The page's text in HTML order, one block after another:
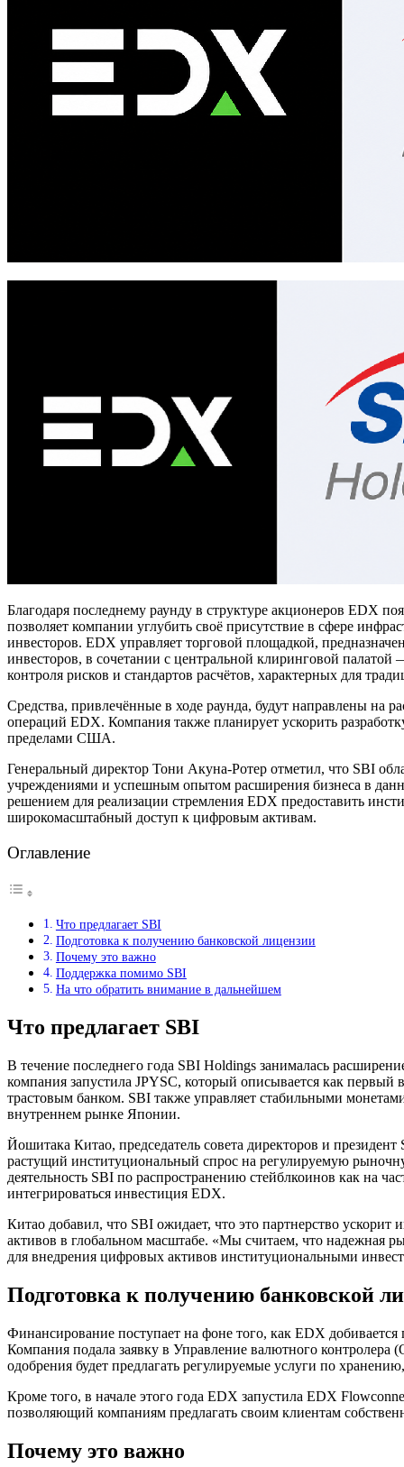
Благодаря последнему раунду в структуре акционеров EDX
позволяет компании углубить своё присутствие в сфере
инвесторов. EDX управляет торговой площадкой,
инвесторов, в сочетании с центральной клиринговой
контроля рисков и стандартов расчётов, характерных для
Средства, привлечённые в ходе раунда, будут направлены на
операций EDX. Компания также планирует ускорить
пределами США.
Генеральный директор Тони Акуна-Ротер отметил, что SBI
учреждениями и успешным опытом расширения бизнеса в
решением для реализации стремления EDX предоставить
широкомасштабный доступ к цифровым активам.
Оглавление
Что предлагает SBI
Подготовка к получению банковской лицензии
Почему это важно
Поддержка помимо SBI
На что обратить внимание в дальнейшем
Что предлагает SBI
В течение последнего года SBI Holdings занималась
компания запустила JPYSC, который описывается как
трастовым банком. SBI также управляет стабильными
внутреннем рынке Японии.
Йошитака Китао, председатель совета директоров и
растущий институциональный спрос на регулируемую
деятельность SBI по распространению стейблкоинов как на
интегрироваться инвестиция EDX.
Китао добавил, что SBI ожидает, что это партнерство
активов в глобальном масштабе. «Мы считаем, что надежная
для внедрения цифровых активов институциональными
Подготовка к получению банковской
Финансирование поступает на фоне того, как EDX
Компания подала заявку в Управление валютного контролера
одобрения будет предлагать регулируемые услуги по
Кроме того, в начале этого года EDX запустила EDX
позволяющий компаниям предлагать своим клиентам
Почему это важно